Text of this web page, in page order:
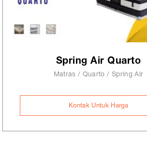
Spring Air Quarto
Matras / Quarto / Spring Air
Kontak Untuk Harga